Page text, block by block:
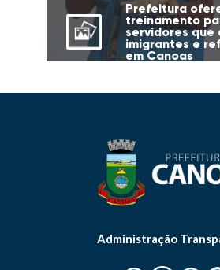
Prefeitura
treinamento
servidores que
imigrantes e
em Canoas
Administração